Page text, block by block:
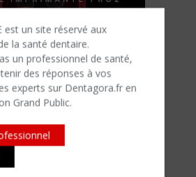
est un site réservé aux
la santé dentaire.
un professionnel de santé,
des réponses à vos
experts sur Dentagora.fr en
Grand Public.